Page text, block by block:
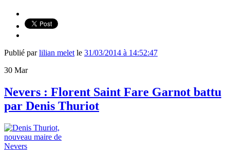
Publié parlilian melet le 31/03/2014 à 14:52:47
30 Mar
Nevers : Florent Saint Fare Garnot battu
par Denis Thuriot